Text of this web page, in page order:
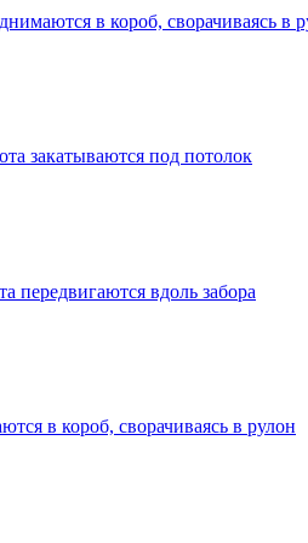
в короб, сворачиваясь в
закатываются под потолок
передвигаются вдоль забора
в короб, сворачиваясь в рулон